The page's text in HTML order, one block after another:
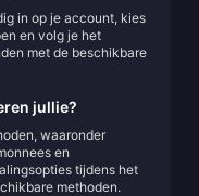
in op je account, kies
en volg je het
met de beschikbare
jullie?
waaronder
en
tijdens het
methoden.